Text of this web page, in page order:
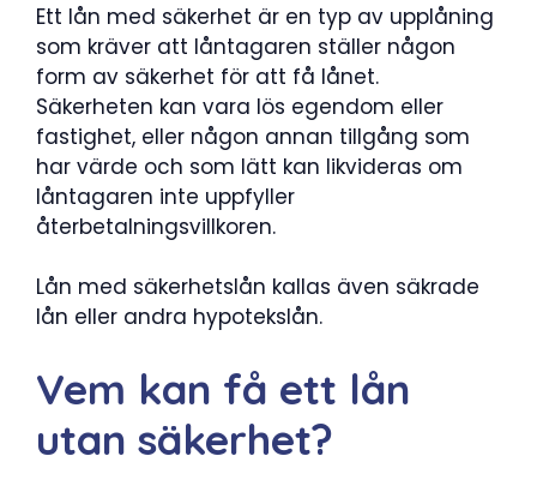
Ett lån med säkerhet är en typ av upplåning
som kräver att låntagaren ställer någon
form av säkerhet för att få lånet.
Säkerheten kan vara lös egendom eller
fastighet, eller någon annan tillgång som
har värde och som lätt kan likvideras om
låntagaren inte uppfyller
återbetalningsvillkoren.
Lån med säkerhetslån kallas även säkrade
lån eller andra hypotekslån.
Vem kan få ett lån
utan säkerhet?